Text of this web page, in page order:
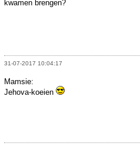
kwamen brengen?
31-07-2017 10:04:17
Mamsie:
Jehova-koeien